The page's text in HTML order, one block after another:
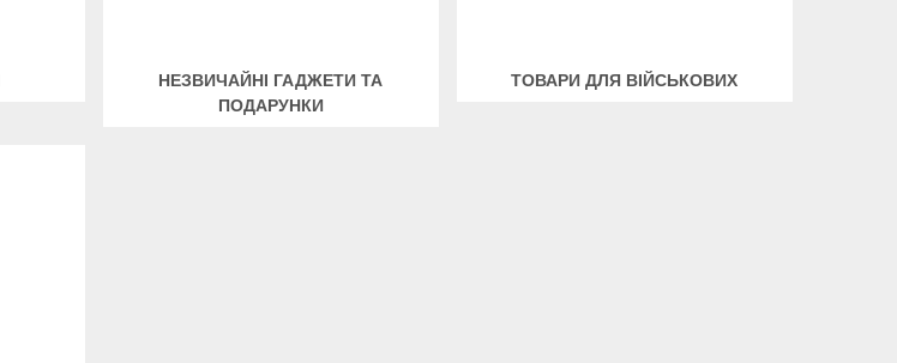
НЕЗВИЧАЙНІ ГАДЖЕТИ ТА
ПОДАРУНКИ
ТОВАРИ ДЛЯ ВІЙСЬКОВИХ